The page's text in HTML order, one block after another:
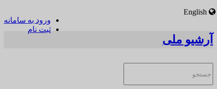
ورود به سامانه
ثبت نام
آرشیو ملی